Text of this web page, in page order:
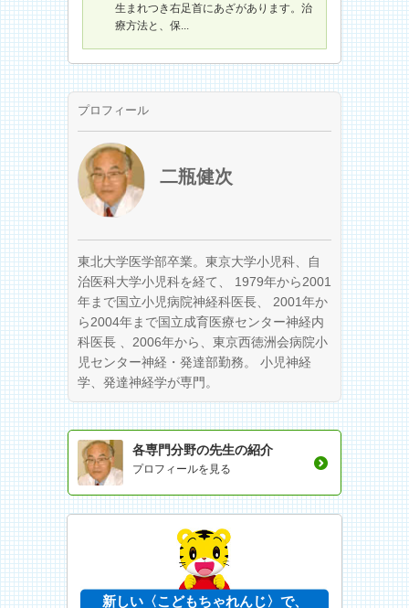
生まれつき右足首にあざがあります。治
療方法と、保...
プロフィール
二瓶健次
東北大学医学部卒業。東京大学小児科、自
治医科大学小児科を経て、 1979年から2001
年まで国立小児病院神経科医長、 2001年か
ら2004年まで国立成育医療センター神経内
科医長 、2006年から、東京西徳洲会病院小
児センター神経・発達部勤務。 小児神経
学、発達神経学が専門。
各専門分野の先生の紹介
プロフィールを見る
新しい〈こどもちゃれんじ〉で、